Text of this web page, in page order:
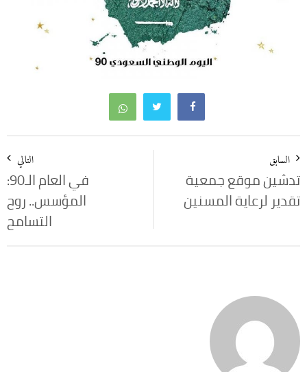
المقالات
السابق
تدشين موقع جمعية
تقدير لرعاية المسنين
التالي
في العام الـ90:
المؤسس.. روح
التسامح